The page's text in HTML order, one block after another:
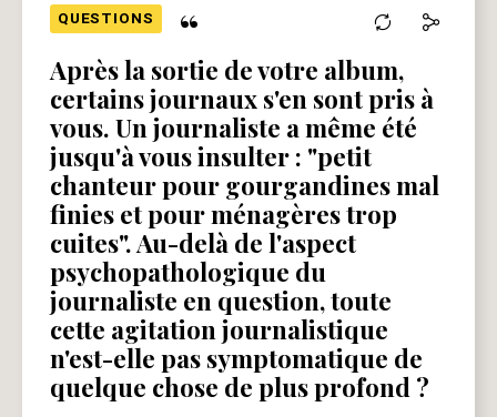
QUESTIONS “
Après la sortie de votre album,
certains journaux s'en sont pris à
vous. Un journaliste a même été
jusqu'à vous insulter : "petit
chanteur pour gourgandines mal
finies et pour ménagères trop
cuites". Au-delà de l'aspect
psychopathologique du
journaliste en question, toute
cette agitation journalistique
n'est-elle pas symptomatique de
quelque chose de plus profond ?